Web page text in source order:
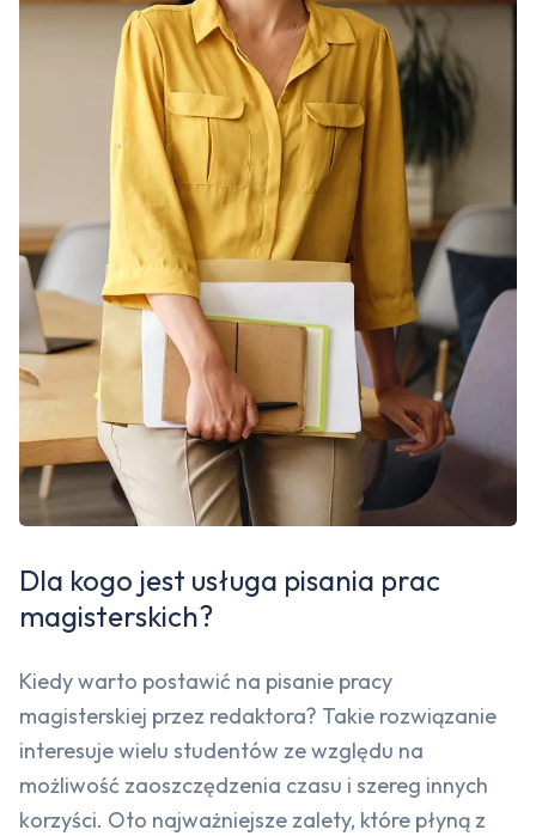
Dla kogo jest usługa pisania prac
magisterskich?
Kiedy warto postawić na pisanie pracy
magisterskiej przez redaktora? Takie rozwiązanie
interesuje wielu studentów ze względu na
możliwość zaoszczędzenia czasu i szereg innych
korzyści. Oto najważniejsze zalety, które płyną z